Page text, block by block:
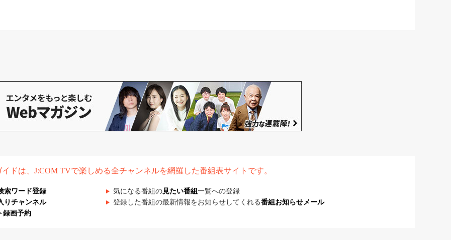
ドは、J:COM TVで楽しめる全チャンネルを網羅した番組表サイトです。
索ワード登録 気になる番組の見たい番組 一覧への登録
りチャンネル 登録した番組の最新情報をお知らせしてくれる番組お知らせメール
録画予約